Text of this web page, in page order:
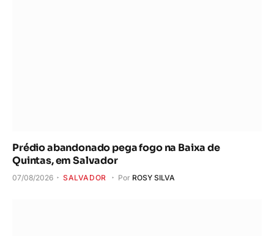
Prédio abandonado pega fogo na Baixa de
Quintas, em Salvador
07/08/2026 SALVADOR Por ROSY SILVA